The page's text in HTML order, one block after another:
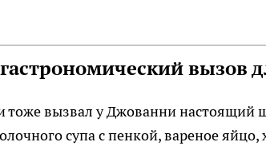
вызов
тоже вызвал у Джованни настоящий
супа с пенкой, вареное яйцо,